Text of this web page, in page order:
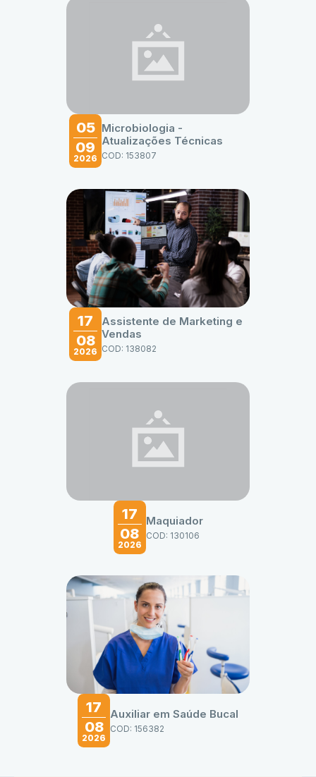
05
09
2026
Microbiologia -
Atualizações Técnicas
COD: 153807
17
08
2026
Assistente de Marketing e
Vendas
COD: 138082
17
08
2026
Maquiador
COD: 130106
17
08
2026
Auxiliar em Saúde Bucal
COD: 156382